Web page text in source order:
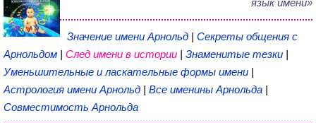
язык имени»
Значение имени Арнольд | Секреты общения с
Арнольдом | След имени в истории | Знаменитые тезки |
Уменьшительные и ласкательные формы имени |
Астрология имени Арнольд | Все именины Арнольда |
Совместимость Арнольда